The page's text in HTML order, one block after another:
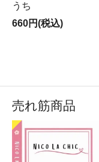
うち
660円(税込)
売れ筋商品